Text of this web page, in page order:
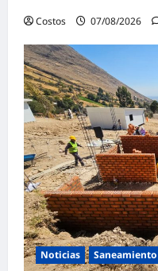
Costos 07/08/2026
Noticias Saneamiento